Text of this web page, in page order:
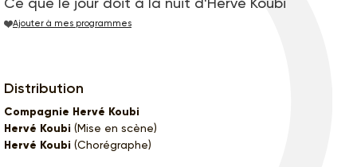
Ajouter à mes programmes
Distribution
Compagnie Hervé Koubi
Hervé Koubi (Mise en scène)
Hervé Koubi (Chorégraphe)